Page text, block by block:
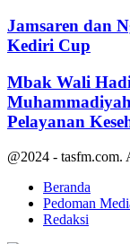
Jamsaren dan
Kediri Cup
Mbak Wali
Pelayanan
@2024 - tasfm.com.
Beranda
Pedoman
Redaksi